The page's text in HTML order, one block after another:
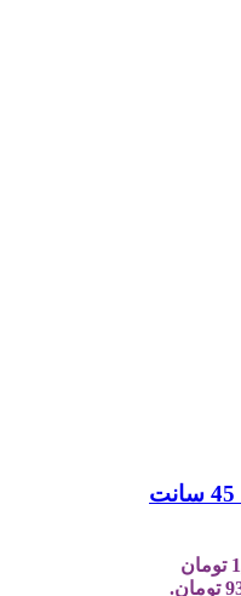
قیمت اصلی: 1,100,000 تومان